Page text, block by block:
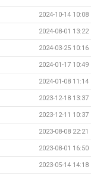
2024-10-14 10:08
2024-08-01 13:22
2024-03-25 10:16
2024-01-17 10:49
2024-01-08 11:14
2023-12-18 13:37
2023-12-11 10:37
2023-08-08 22:21
2023-08-01 16:50
2023-05-14 14:18